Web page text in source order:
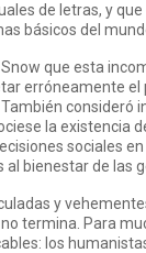
de letras, y
básicos del
que esta
erróneamente el
consideró
la existencia
sociales
al bienestar de las
y
termina. Para
los